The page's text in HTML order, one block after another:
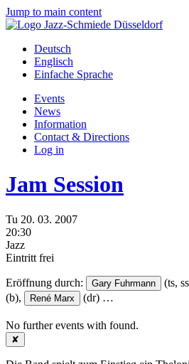
Jump to main content
Deutsch
Englisch
Einfache Sprache
Events
News
Information
Contact & Directions
Log in
Jam Session
Tu 20. 03. 2007
20:30
Jazz
Eintritt frei
Eröffnung durch: Gary Fuhrmann (ts,
(b), René Marx (dr) …
No further events with found.
✘